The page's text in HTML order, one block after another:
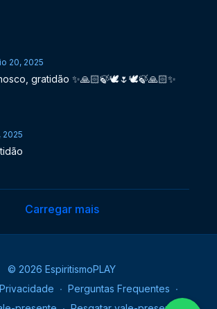
20, 2025
gratidão ✨️🙏🏻🍃🕊🌷🕊🍃🙏🏻✨️
2025
Carregar mais
© 2026 EspiritismoPLAY
Privacidade ∙ Perguntas Frequentes ∙